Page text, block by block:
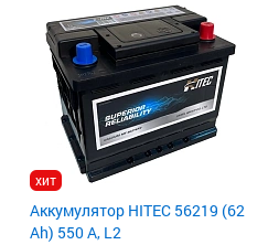
хит
Аккумулятор HITEC 56219 (62
Ah) 550 А, L2